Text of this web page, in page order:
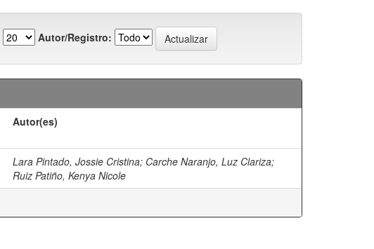
Autor/Registro:
Autor(es)
Lara Pintado, Jossie Cristina; Carche Naranjo, Luz Clariza;
Ruiz Patiño, Kenya Nicole